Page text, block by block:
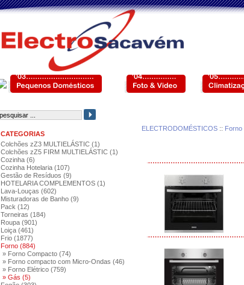
CATEGORIAS
Colchões zZ3 MULTIELÁSTIC (1)
Colchões zZ5 FIRM MULTIELÁSTIC (1)
Cozinha (6)
Cozinha Hotelaria (107)
Gestão de Resíduos (9)
HOTELARIA COMPLEMENTOS (1)
Lava-Louças (602)
Misturadoras de Banho (9)
Pack (12)
Torneiras (184)
Roupa (901)
Loiça (461)
Frio (1877)
Forno (884)
» Forno Compacto (74)
» Forno compacto com Micro-Ondas (46)
» Forno Elétrico (759)
» Gás (5)
ELECTRODOMÉSTICOS :: Forno